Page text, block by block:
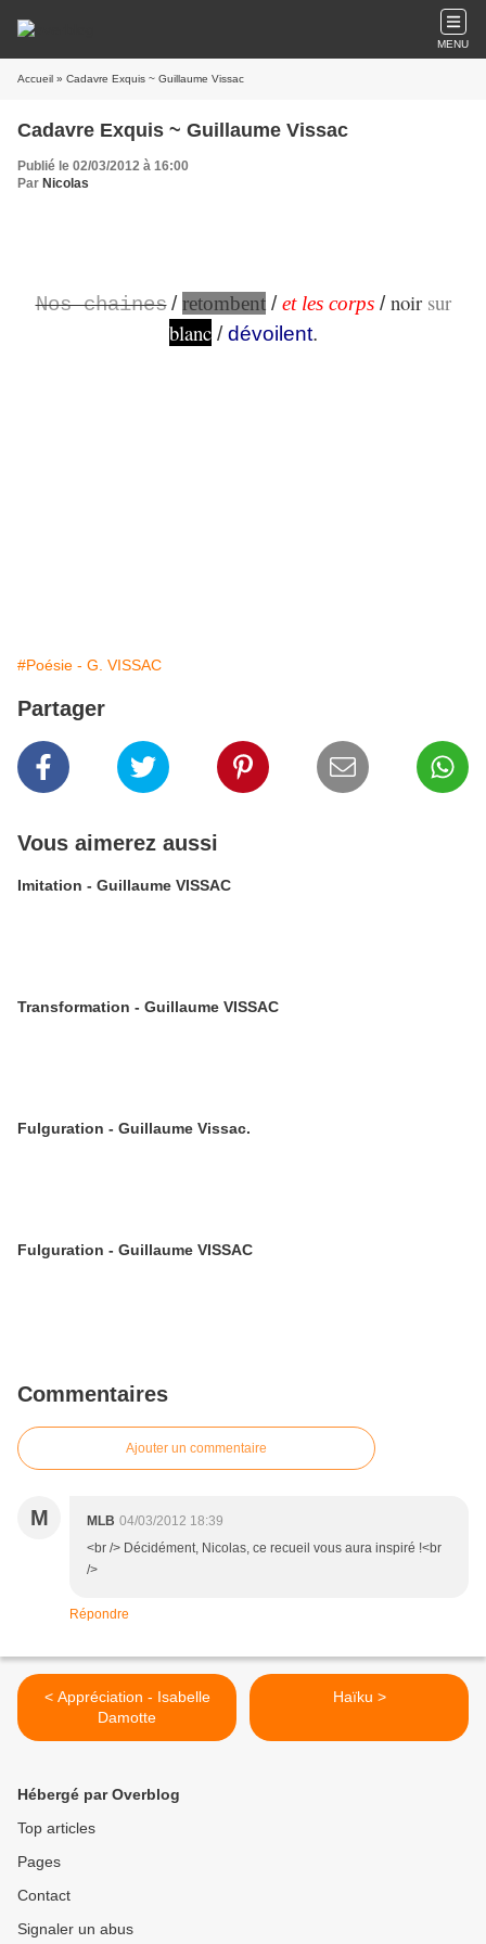
MENU
Accueil » Cadavre Exquis ~ Guillaume Vissac
Cadavre Exquis ~ Guillaume Vissac
Publié le 02/03/2012 à 16:00
Par Nicolas
Nos chaines / retombent/et les corps/noir sur
blanc/dévoilent.
#Poésie - G. VISSAC
Partager
Vous aimerez aussi
Imitation - Guillaume VISSAC
Transformation - Guillaume VISSAC
Fulguration - Guillaume Vissac.
Fulguration - Guillaume VISSAC
Commentaires
Ajouter un commentaire
M MLB 04/03/2012 18:39
<br /> Décidément, Nicolas, ce recueil vous aura inspiré !<br
/>
Répondre
< Appréciation - Isabelle
Damotte
Haïku >
Hébergé par Overblog
Top articles
Pages
Contact
Signaler un abus